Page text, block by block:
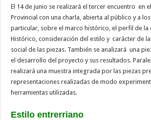
El 14 de junio se realizará el tercer encuentro en
Provincial con una charla, abierta al público y a
particular, sobre el marco histórico, el perfil de la
Histórico, consideración del estilo y carácter de
social de las piezas. También se analizará una
el desarrollo del proyecto y sus resultados.
realizará una muestra integrada por las piezas
representaciones realizadas de modo
herramientas utilizadas.
Estilo entrerriano